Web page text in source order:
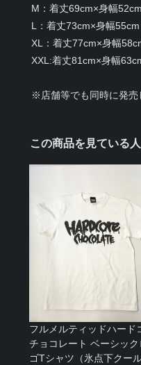
M：着丈69cm×身幅52cm
L：着丈73cm×身幅55cm
XL：着丈77cm×身幅
XXL:着丈81cm×身幅
※店舗等でも同時に発売
この商品を見ている
フルメルティッドハード
チョコレート ベーシック
ゴTシャツ（氷点下クー